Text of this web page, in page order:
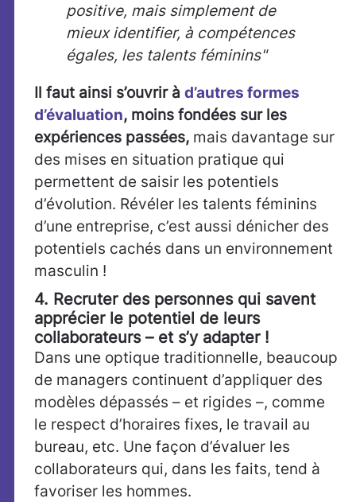
positive, mais simplement de
mieux identifier, à compétences
égales, les talents féminins"
Il faut ainsi s’ouvrir à d’autres formes
d’évaluation, moins fondées sur les
expériences passées, mais davantage sur
des mises en situation pratique qui
permettent de saisir les potentiels
d’évolution. Révéler les talents féminins
d’une entreprise, c’est aussi dénicher des
potentiels cachés dans un environnement
masculin !
4. Recruter des personnes qui savent
apprécier le potentiel de leurs
collaborateurs – et s’y adapter !
Dans une optique traditionnelle, beaucoup
de managers continuent d’appliquer des
modèles dépassés – et rigides –, comme
le respect d’horaires fixes, le travail au
bureau, etc. Une façon d’évaluer les
collaborateurs qui, dans les faits, tend à
favoriser les hommes.